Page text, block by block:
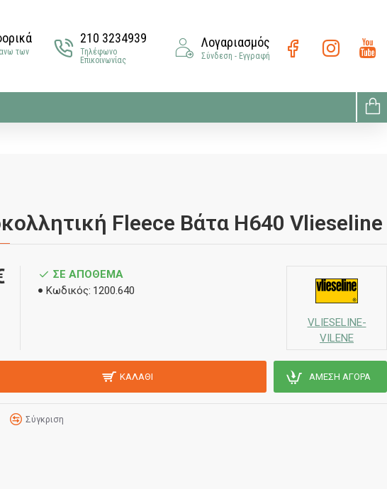
των
210 3234939
Τηλέφωνο
Επικοινωνίας
Λογαριασμός
Σύνδεση - Εγγραφή
Fleece Βάτα H640 Vlieseline
ΣΕ ΑΠΌΘΕΜΑ
Κωδικός: 1200.640
VLIESELINE-
VILENE
ΚΑΛΆΘΙ ΆΜΕΣΗ ΑΓΟΡΆ
Σύγκριση